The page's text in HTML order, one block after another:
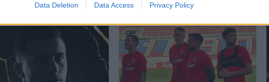
Data Deletion Data Access Privacy Policy